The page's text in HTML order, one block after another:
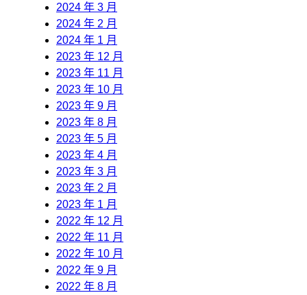
2024 年 3 月
2024 年 2 月
2024 年 1 月
2023 年 12 月
2023 年 11 月
2023 年 10 月
2023 年 9 月
2023 年 8 月
2023 年 5 月
2023 年 4 月
2023 年 3 月
2023 年 2 月
2023 年 1 月
2022 年 12 月
2022 年 11 月
2022 年 10 月
2022 年 9 月
2022 年 8 月